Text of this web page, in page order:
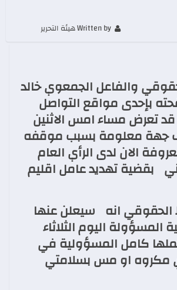
والفاعل الجمعوي خالد
بإحدى مواقع التواصل
قد تعرض مساء امس الاثنين
جهة معلومة بسبب موقفه
الان لدى الرأي العام
بقضية تهديد عامل اقليم
انه سيعلن عنها
المسؤولة اليوم الثلاثاء
كامل المسؤولية في
مكروه او مس بسلامتي